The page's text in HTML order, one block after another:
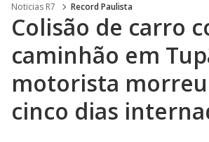
Noticias R7 Record Paulista
Colisão de carro
caminhão em
motorista
cinco dias